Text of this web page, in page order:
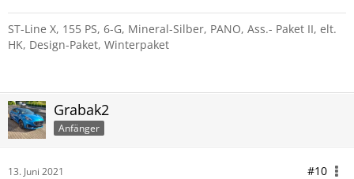
ST-Line X, 155 PS, 6-G, Mineral-Silber, PANO, Ass.- Paket II, elt.
HK, Design-Paket, Winterpaket
Grabak2
Anfänger
13. Juni 2021 #10